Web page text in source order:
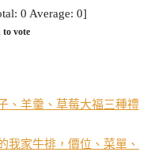
0 Average: 0]
to vote
、羊羹、草莓大福三種禮
我家牛排，價位、菜單、